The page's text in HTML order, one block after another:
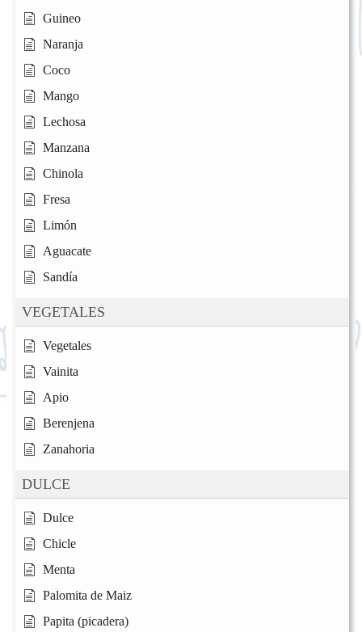
Guineo
Naranja
Coco
Mango
Lechosa
Manzana
Chinola
Fresa
Limón
Aguacate
Sandía
VEGETALES
Vegetales
Vainita
Apio
Berenjena
Zanahoria
DULCE
Dulce
Chicle
Menta
Palomita de Maiz
Papita (picadera)